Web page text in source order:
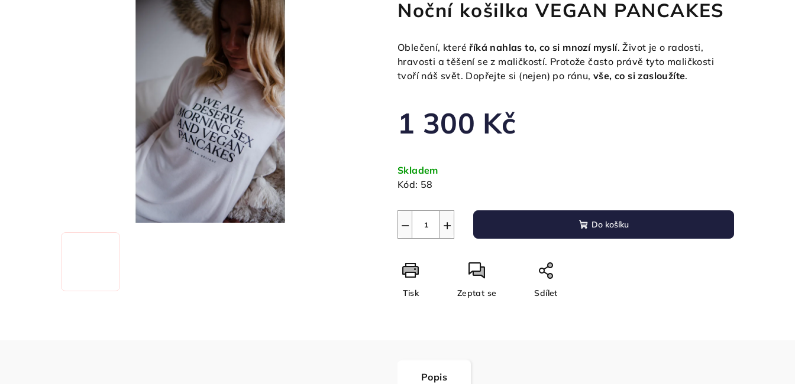
Noční košilka VEGAN PANCAKES
Oblečení, které říká nahlas to, co si mnozí myslí. Život je o radosti,
hravosti a těšení se z maličkostí. Protože často právě tyto maličkosti
tvoří náš svět. Dopřejte si (nejen) po ránu, vše, co si zasloužíte.
1 300 Kč
cena:
Skladem
Kód: 58
+
− Do košíku
Tisk Zeptat se Sdílet
Popis